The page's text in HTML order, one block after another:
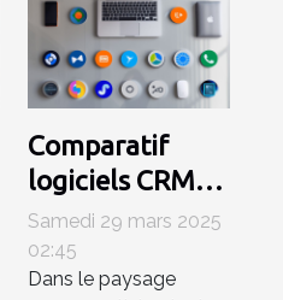
Comparatif
logiciels CRM
2023 quels
outils pour
petites et
Samedi 29 mars 2025
02:45
Dans le paysage